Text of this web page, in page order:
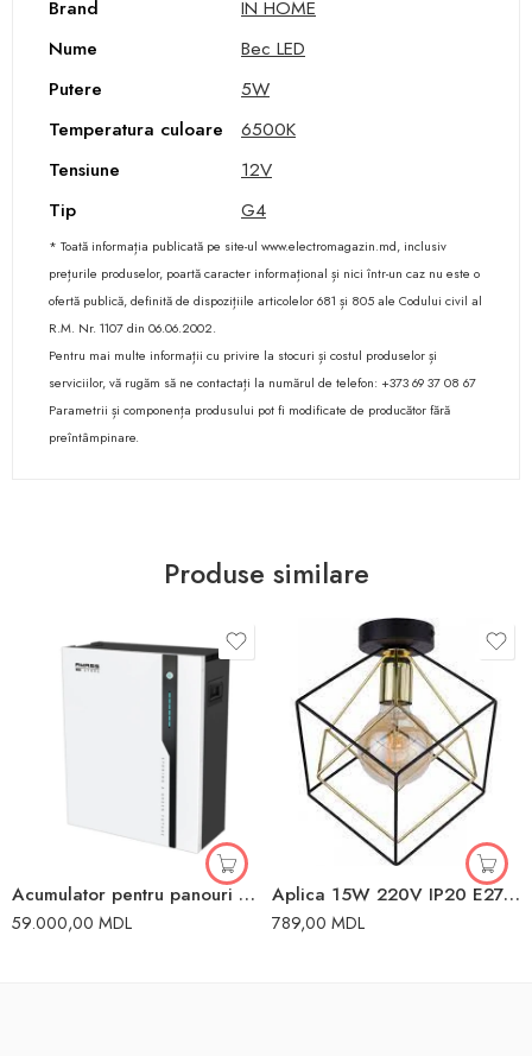
Brand
IN HOME
Nume
Bec LED
Putere
5W
Temperatura culoare
6500K
Tensiune
12V
Tip
G4
* Toată informația publicată pe site-ul www.electromagazin.md, inclusiv
prețurile produselor, poartă caracter informațional și nici într-un caz nu este o
ofertă publică, definită de dispozițiile articolelor 681 și 805 ale Codului civil al
R.M. Nr. 1107 din 06.06.2002.
Pentru mai multe informații cu privire la stocuri și costul produselor și
serviciilor, vă rugăm să ne contactați la numărul de telefon: +373 69 37 08 67
Parametrii și componența produsului pot fi modificate de producător fără
preîntâmpinare.
Produse similare
Acumulator pentru panouri solare 5kW GTX5000-PRO 5 Sofar
59.000,00 MDL
Aplica 15W 220V IP20 E27 TK Lighting
789,00 MDL